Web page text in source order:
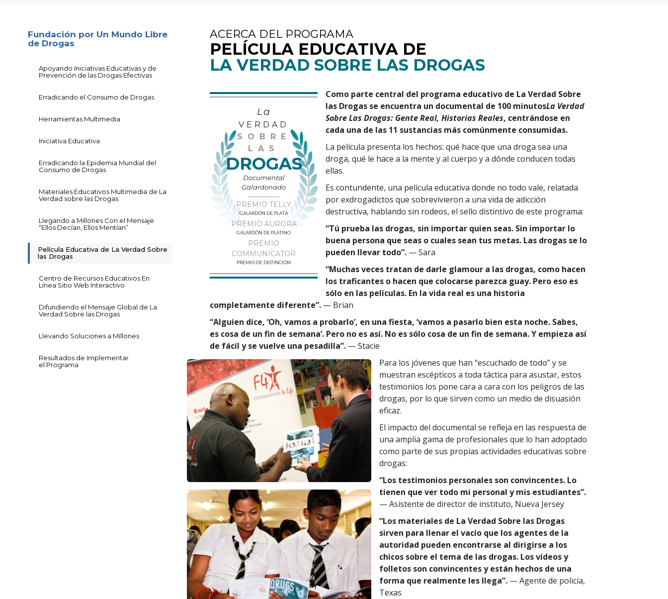
ACERCA DEL PROGRAMA
PELÍCULA EDUCATIVA DE
LA VERDAD SOBRE LAS DROGAS
La
VERDAD
SOBRE
LAS
DROGAS
Documental
Galardonado
PREMIO TELLY
GALARDÓN DE PLATA
PREMIO AURORA
GALARDÓN DE PLATINO
PREMIO
COMMUNICATOR
PREMIO DE DISTINCIÓN
Como parte central del programa educativo de La Verdad Sobre
las Drogas se encuentra un documental de 100 minutosLa Verdad
Sobre Las Drogas: Gente Real, Historias Reales, centrándose en
cada una de las 11 sustancias más comúnmente consumidas.
La película presenta los hechos: qué hace que una droga sea una
droga, qué le hace a la mente y al cuerpo y a dónde conducen todas
ellas.
Es contundente, una película educativa donde no todo vale, relatada
por exdrogadictos que sobrevivieron a una vida de adicción
destructiva, hablando sin rodeos, el sello distintivo de este programa:
“Tú prueba las drogas, sin importar quien seas. Sin importar lo
buena persona que seas o cuales sean tus metas. Las drogas se lo
pueden llevar todo”. — Sara
“Muchas veces tratan de darle glamour a las drogas, como hacen
los traficantes o hacen que colocarse parezca guay. Pero eso es
sólo en las películas. En la vida real es una historia
completamente diferente”. — Brian
“Alguien dice, ‘Oh, vamos a probarlo’, en una fiesta, ‘vamos a pasarlo bien esta noche. Sabes,
es cosa de un fin de semana’. Pero no es así. No es sólo cosa de un fin de semana. Y empieza así
de fácil y se vuelve una pesadilla”. — Stacie
Para los jóvenes que han “escuchado de todo” y se
muestran escépticos a toda táctica para asustar, estos
testimonios los pone cara a cara con los peligros de las
drogas, por lo que sirven como un medio de disuasión
eficaz.
El impacto del documental se refleja en las respuesta de
una amplia gama de profesionales que lo han adoptado
como parte de sus propias actividades educativas sobre
drogas:
“Los testimonios personales son convincentes. Lo
tienen que ver todo mi personal y mis estudiantes”.
— Asistente de director de instituto, Nueva Jersey
“Los materiales de La Verdad Sobre las Drogas
sirven para llenar el vacío que los agentes de la
autoridad pueden encontrarse al dirigirse a los
chicos sobre el tema de las drogas. Los vídeos y
folletos son convincentes y están hechos de una
forma que realmente les llega”.— Agente de policía,
Texas
Fundación por Un Mundo Libre
de Drogas
Apoyando Iniciativas Educativas y de
Prevención de las Drogas Efectivas
Erradicando el Consumo de Drogas
Herramientas Multimedia
Iniciativa Educativa
Erradicando la Epidemia Mundial del
Consumo de Drogas
Materiales Educativos Multimedia de La
Verdad sobre las Drogas
Llegando a Millones Con el Mensaje
“Ellos Decían, Ellos Mentían”
Película Educativa de La Verdad Sobre
las Drogas
Centro de Recursos Educativos En
Línea Sitio Web Interactivo
Difundiendo el Mensaje Global de La
Verdad Sobre las Drogas
Llevando Soluciones a Millones
Resultados de Implementar
el Programa